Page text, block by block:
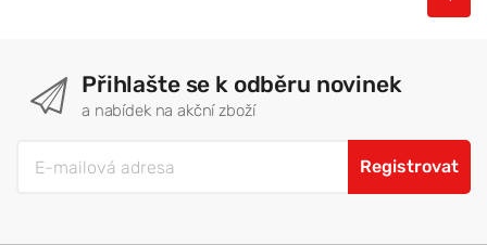
Přihlašte se k odběru novinek
a nabídek na akční zboží
Registrovat